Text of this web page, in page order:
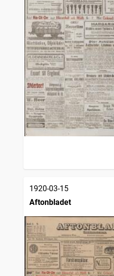
1920-03-15
Aftonbladet